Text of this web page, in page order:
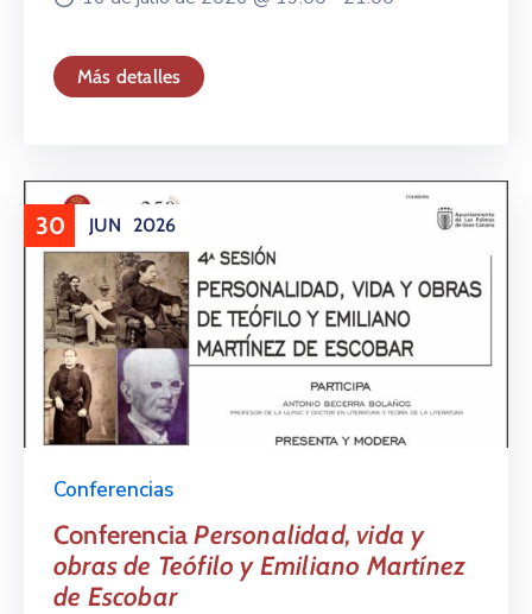
Más detalles
30 JUN 2026
Conferencias
ConferenciaPersonalidad, vida y
obras de Teófilo y Emiliano Martínez
de Escobar